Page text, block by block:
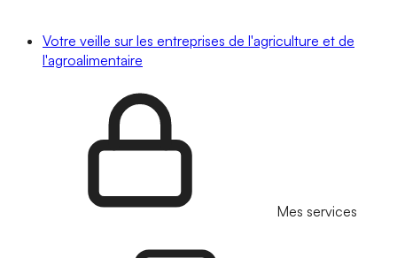
Votre veille sur les entreprises de l'agriculture et de
l'agroalimentaire
Mes services